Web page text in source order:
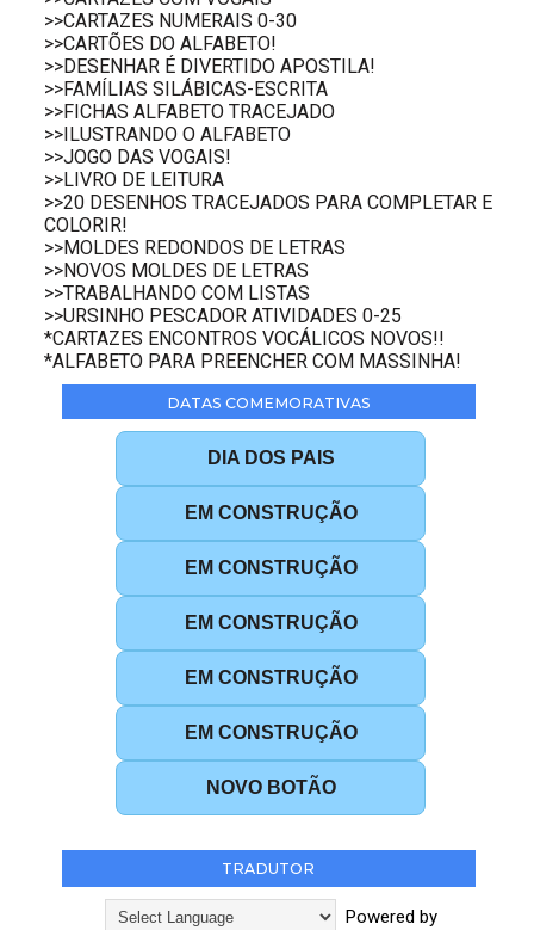
>>CARTAZES NUMERAIS 0-30
>>CARTÕES DO ALFABETO!
>>DESENHAR É DIVERTIDO APOSTILA!
>>FAMÍLIAS SILÁBICAS-ESCRITA
>>FICHAS ALFABETO TRACEJADO
>>ILUSTRANDO O ALFABETO
>>JOGO DAS VOGAIS!
>>LIVRO DE LEITURA
>>20 DESENHOS TRACEJADOS PARA COMPLETAR E
COLORIR!
>>MOLDES REDONDOS DE LETRAS
>>NOVOS MOLDES DE LETRAS
>>TRABALHANDO COM LISTAS
>>URSINHO PESCADOR ATIVIDADES 0-25
*CARTAZES ENCONTROS VOCÁLICOS NOVOS!!
*ALFABETO PARA PREENCHER COM MASSINHA!
DATAS COMEMORATIVAS
DIA DOS PAIS
EM CONSTRUÇÃO
EM CONSTRUÇÃO
EM CONSTRUÇÃO
EM CONSTRUÇÃO
EM CONSTRUÇÃO
NOVO BOTÃO
TRADUTOR
Powered by